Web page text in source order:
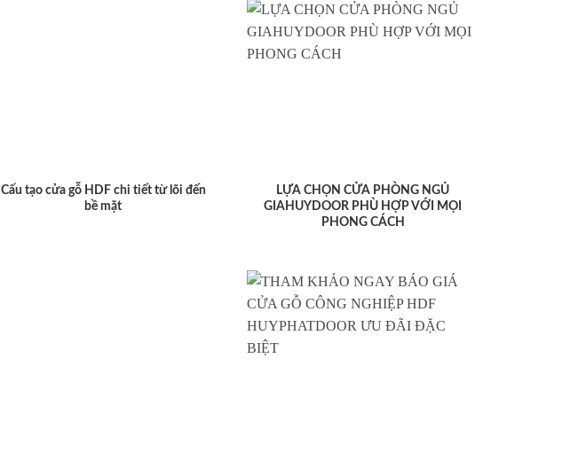
Cấu tạo cửa gỗ HDF chi tiết từ lõi đến
bề mặt
LỰA CHỌN CỬA PHÒNG NGỦ
GIAHUYDOOR PHÙ HỢP VỚI MỌI
PHONG CÁCH